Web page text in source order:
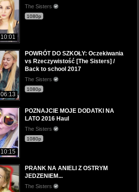
10:01
The Sisters
1080p
06:13
POWRÓT DO SZKOŁY: Oczekiwania
vs Rzeczywistość [The Sisters] /
Back to school 2017
The Sisters
1080p
10:15
POZNAJCIE MOJE DODATKI NA
LATO 2016 Haul
The Sisters
1080p
PRANK NA ANIELI Z OSTRYM
JEDZENIEM...
The Sisters